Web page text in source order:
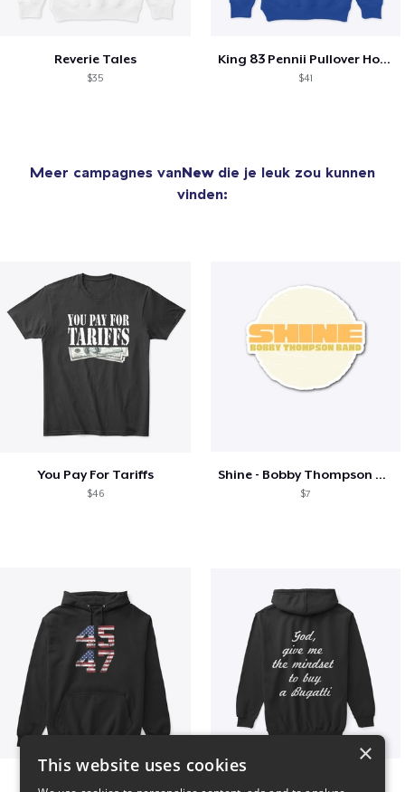
Reverie Tales
$35
King 83 Pennii Pullover Hoodie
$41
Meer campagnes vanNewdie je leuk zou kunnen
vinden:
You Pay For Tariffs
$46
Shine - Bobby Thompson Band Merch
$7
×
This website uses cookies